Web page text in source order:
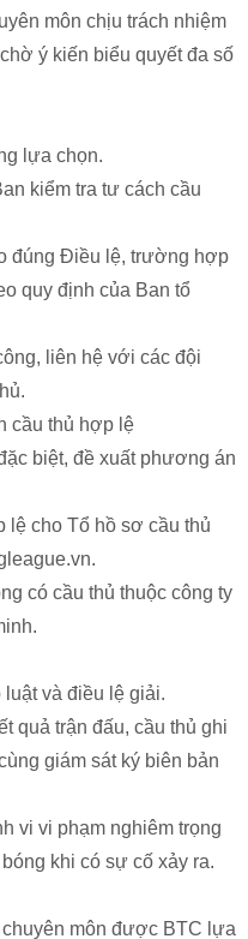
môn chịu trách nhiệm
ý kiến biểu quyết đa số
lựa chọn.
kiểm tra tư cách cầu
đúng Điều lệ, trường hợp
quy định của Ban tổ
liên hệ với các đội
cầu thủ hợp lệ
biệt, đề xuất phương án
lệ cho Tổ hồ sơ cầu thủ
có cầu thủ thuộc công ty
và điều lệ giải.
quả trận đấu, cầu thủ ghi
giám sát ký biên bản
vi vi phạm nghiêm trọng
khi có sự cố xảy ra.
môn được BTC lựa